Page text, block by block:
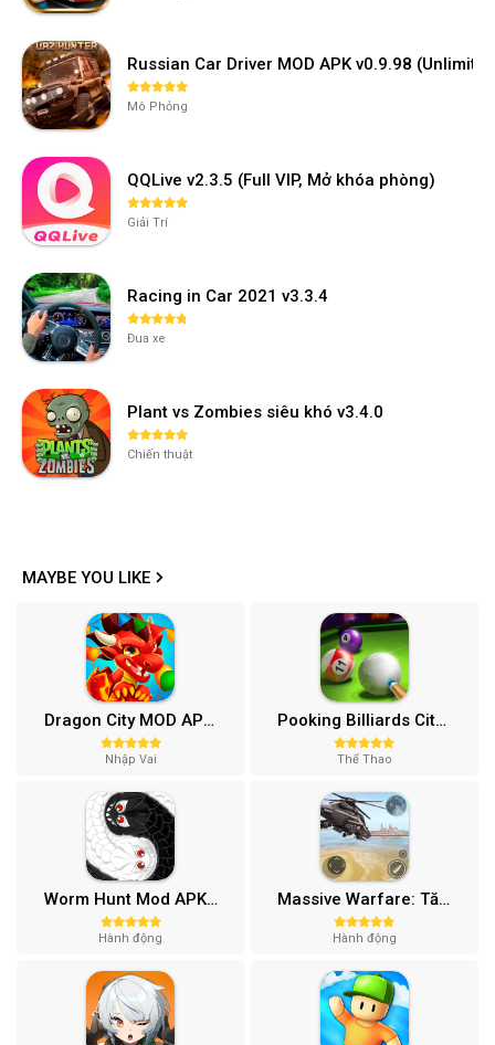
Russian Car Driver MOD APK v0.9.98
Mô Phỏng
QQLive v2.3.5 (Full VIP, Mở khóa phòng)
Giải Trí
Racing in Car 2021 v3.3.4
Đua xe
Plant vs Zombies siêu khó v3.4.0
Chiến thuật
MAYBE YOU LIKE
Dragon City MOD APK (One Hit, Tiền/99 999 Gems 2024) v24.7.2
Nhập Vai
Pooking Billiards City MOD APK (Menu, Full Tiền, Đường Kẻ) v3.0.84
Thể Thao
Worm Hunt Mod APK (Vô hạn tiền) v3.9.5
Hành động
Massive Warfare: Tăng chiến Mod APK v1.81.432
Hành động